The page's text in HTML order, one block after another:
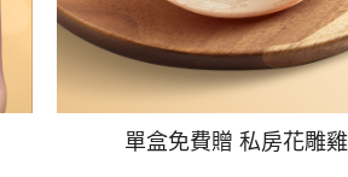
單盒免費贈 私房花雕雞